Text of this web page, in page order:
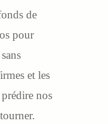
de
pour
et les
nos